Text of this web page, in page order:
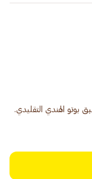
بوتو الهندي التقليدي.